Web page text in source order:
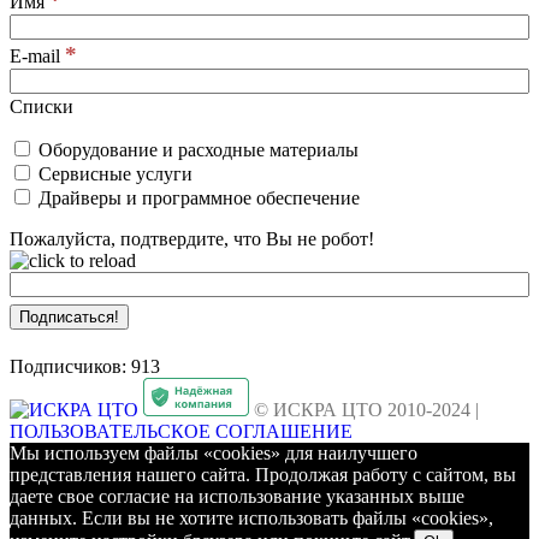
E-mail *
Списки
Оборудование и расходные материалы
Сервисные услуги
Драйверы и программное обеспечение
Пожалуйста, подтвердите, что Вы не робот!
Подписчиков: 913
© ИСКРА ЦТО 2010-2024 |
ПОЛЬЗОВАТЕЛЬСКОЕ СОГЛАШЕНИЕ
Мы используем файлы «cookies» для наилучшего
представления нашего сайта. Продолжая работу с сайтом, вы
даете свое согласие на использование указанных выше
данных. Если вы не хотите использовать файлы «cookies»,